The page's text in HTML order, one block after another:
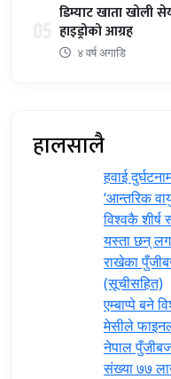
डिम्याट खाता खोली
हाइड्रोको आग्रह
४ वर्ष अगाडि
हालसालै
हवाई
‘आन्तरिक
विश्वकै शीर्ष
यस्ता छन्
राखेका
(सूचीसहित)
एम्बाप्पे बने
मेसीले
नेपाल
संख्या ७७